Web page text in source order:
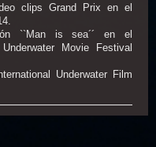
clips Grand Prix en el
``Man is sea´´ en el
Movie Festival
Underwater Film